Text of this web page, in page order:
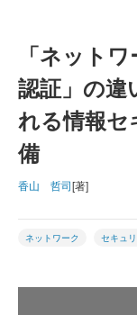
「ネット
認証」の違
れる情報
備
香山 哲司[著]
ネットワーク セキュ